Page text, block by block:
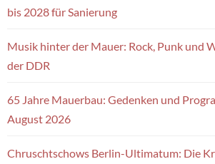
bis 2028 für Sanierung
Musik hinter der Mauer: Rock, Punk und
der DDR
65 Jahre Mauerbau: Gedenken und
August 2026
Chruschtschows Berlin-Ultimatum: Die